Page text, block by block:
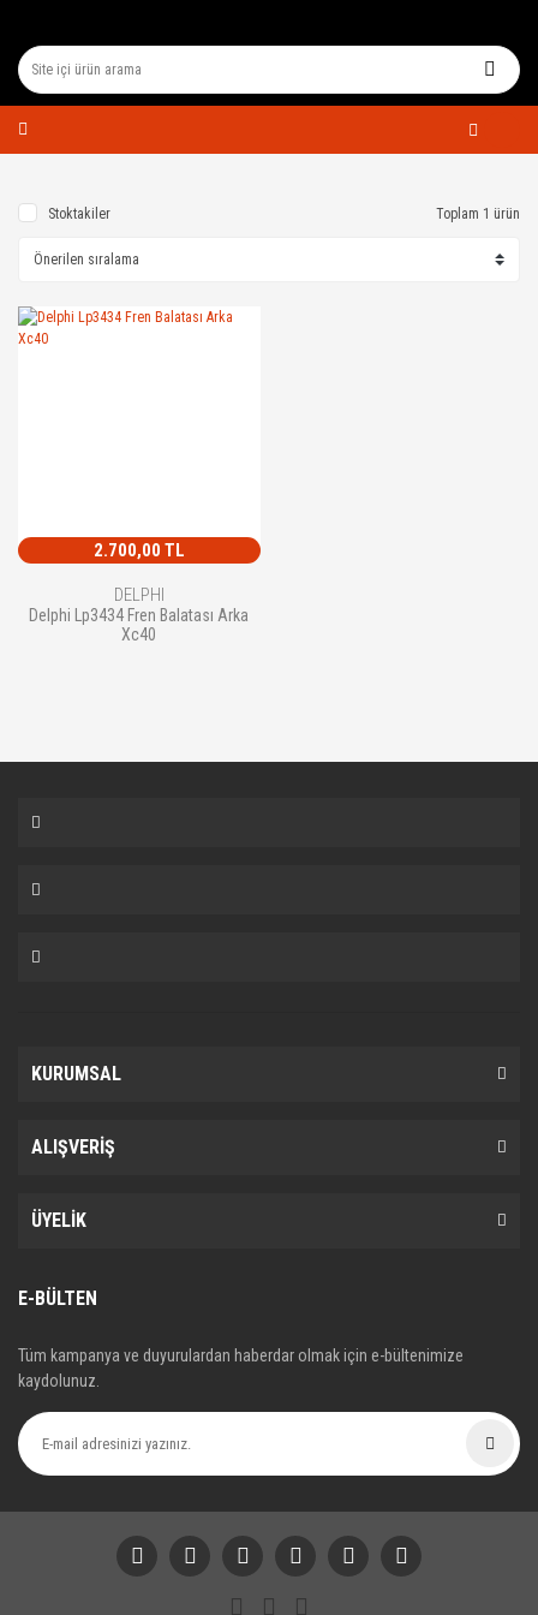
Stoktakiler Toplam 1 ürün
2.700,00 TL
DELPHI
Delphi Lp3434 Fren Balatası Arka
Xc40
KURUMSAL
ALIŞVERİŞ
ÜYELİK
E-BÜLTEN
Tüm kampanya ve duyurulardan haberdar olmak için e-bültenimize
kaydolunuz.